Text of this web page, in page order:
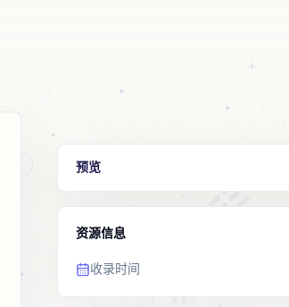
预览
资源信息
收录时间